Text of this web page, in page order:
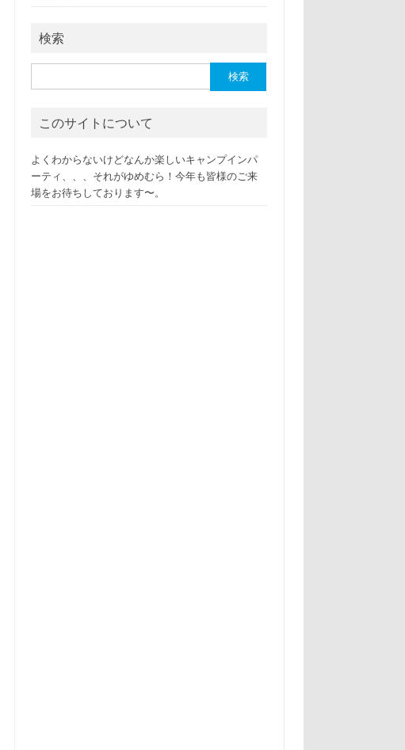
検索
索:
このサイトについて
よくわからないけどなんか楽しいキャンプインパ
ーティ、、、それがゆめむら！今年も皆様のご来
場をお待ちしております〜。